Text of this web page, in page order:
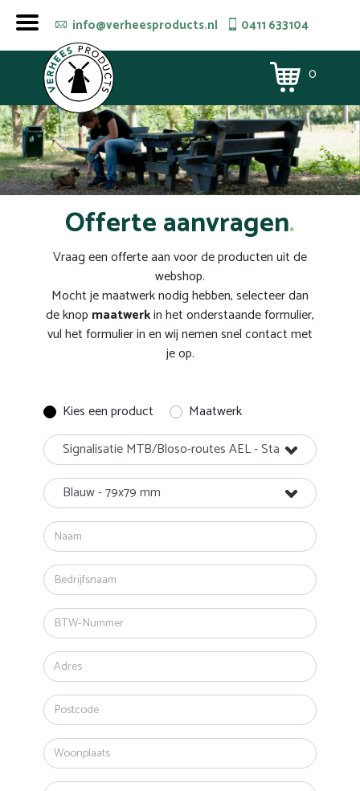
info@verheesproducts.nl 0411 633104
0
Offerte aanvragen
Vraag een offerte aan voor de producten uit de
webshop.
Mocht je maatwerk nodig hebben, selecteer dan
de knop maatwerkin het onderstaande formulier,
vul het formulier in en wij nemen snel contact met
je op.
Kies een product
Maatwerk
Signalisatie MTB/Bloso-routes AEL - Startpuntbordje
Blauw - 79x79 mm